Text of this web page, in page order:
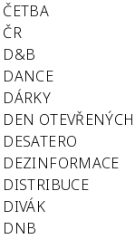
ČETBA
ČR
D&B
DANCE
DÁRKY
DEN
DESATERO
DEZINFORMACE
DISTRIBUCE
DIVÁK
DNB